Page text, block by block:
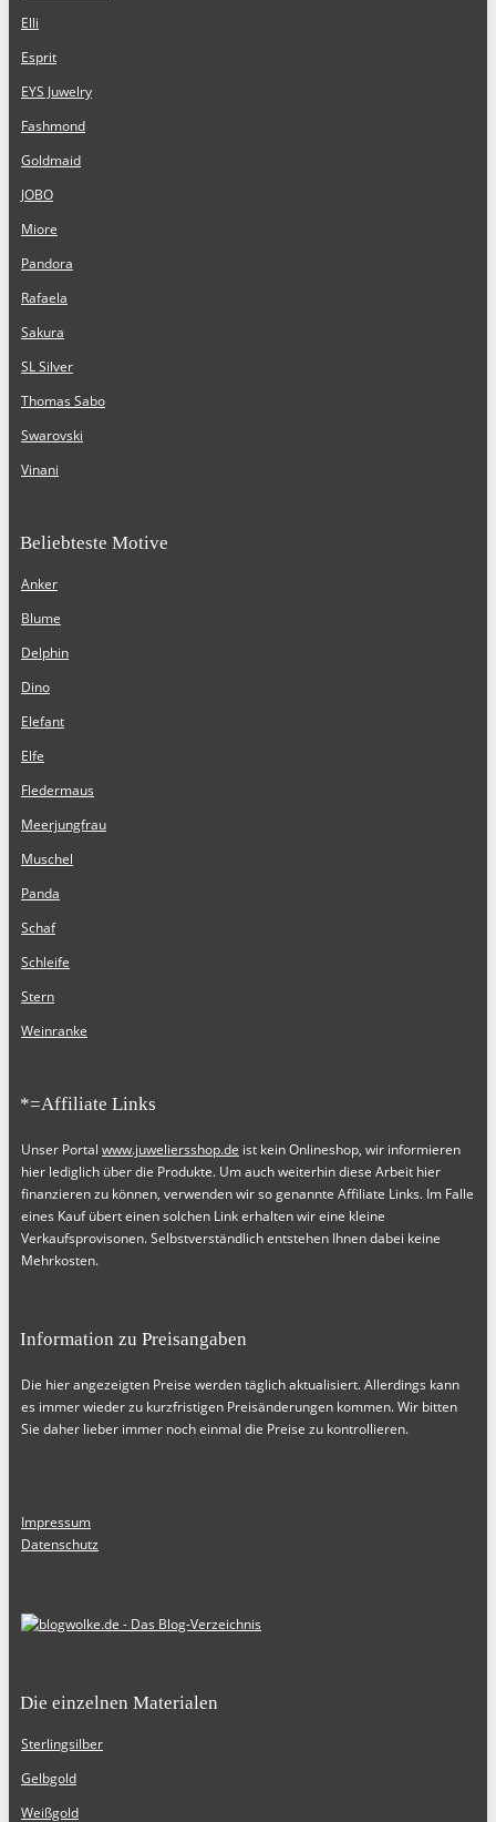
Elli
Esprit
EYS Juwelry
Fashmond
Goldmaid
JOBO
Miore
Pandora
Rafaela
Sakura
SL Silver
Thomas Sabo
Swarovski
Vinani
Beliebteste Motive
Anker
Blume
Delphin
Dino
Elefant
Elfe
Fledermaus
Meerjungfrau
Muschel
Panda
Schaf
Schleife
Stern
Weinranke
*=Affiliate Links
Unser Portal www.juweliersshop.de ist kein Onlineshop, wir informieren
hier lediglich über die Produkte. Um auch weiterhin diese Arbeit hier
finanzieren zu können, verwenden wir so genannte Affiliate Links. Im Falle
eines Kauf übert einen solchen Link erhalten wir eine kleine
Verkaufsprovisonen. Selbstverständlich entstehen Ihnen dabei keine
Mehrkosten.
Information zu Preisangaben
Die hier angezeigten Preise werden täglich aktualisiert. Allerdings kann
es immer wieder zu kurzfristigen Preisänderungen kommen. Wir bitten
Sie daher lieber immer noch einmal die Preise zu kontrollieren.
Impressum
Datenschutz
Die einzelnen Materialen
Sterlingsilber
Gelbgold
Weißgold